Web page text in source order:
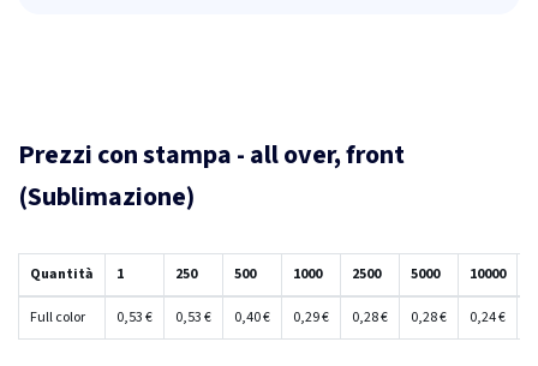
Prezzi con stampa - all over, front
(Sublimazione)
Quantità 1 250 500 1000 2500 5000 10000
Full color 0,53 € 0,53 € 0,40 € 0,29 € 0,28 € 0,28 € 0,24 €